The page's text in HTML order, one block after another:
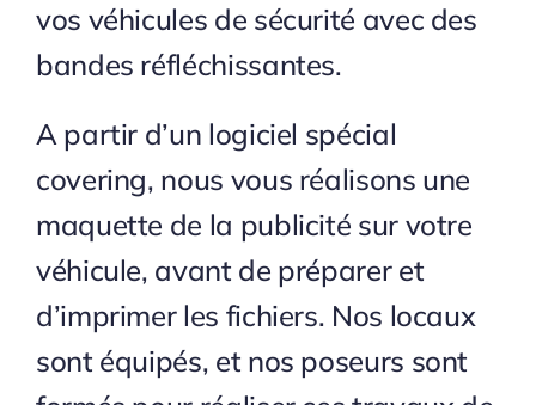
vos véhicules de sécurité avec des
bandes réfléchissantes.
A partir d’un logiciel spécial
covering, nous vous réalisons une
maquette de la publicité sur votre
véhicule, avant de préparer et
d’imprimer les fichiers. Nos locaux
sont équipés, et nos poseurs sont